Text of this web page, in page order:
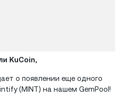
KuCoin,
о появлении еще одного
(MINT) на нашем GemPool!